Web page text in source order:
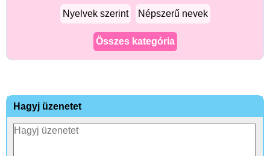
Nyelvek szerint Népszerű nevek
Összes kategória
Hagyj üzenetet